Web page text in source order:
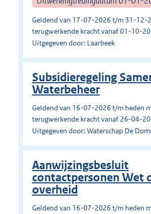
Geldend van 17-07-2026 t/m 31-12-
terugwerkende kracht vanaf 01-10-
Uitgegeven door: Laarbeek
Subsidieregeling
Waterbeheer
Geldend van 16-07-2026 t/m heden
terugwerkende kracht vanaf 26-04-
Uitgegeven door: Waterschap De
Aanwijzingsbesluit
contactpersonen Wet
overheid
Geldend van 16-07-2026 t/m heden